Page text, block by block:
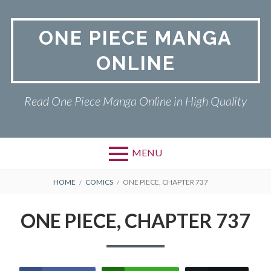
ONE PIECE MANGA
ONLINE
Read One Piece Manga Online in High Quality
MENU
Primary
ONE PIECE
TERMS AND
BREADCRUMBS
HOME COMICS ONE PIECE, CHAPTER 737
ONE PIECE, CHAPTER 737